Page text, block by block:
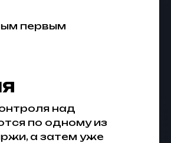
первым
над
по одному из
а затем уже